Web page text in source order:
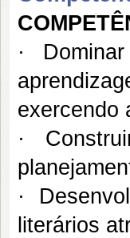
·
exercendo
·
·
literários